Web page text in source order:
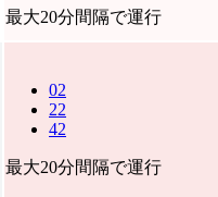
最大20分間隔で運行
02
22
42
最大20分間隔で運行